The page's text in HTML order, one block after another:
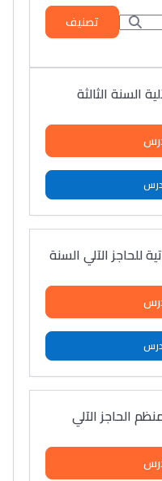
تصنيف
السنة الثالثة
للحاجز الآلي السنة
الحاجز الآلي